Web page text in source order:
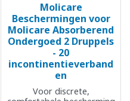
Molicare
Beschermingen voor
Molicare Absorberend
Ondergoed 2 Druppels
- 20
incontinentieverband
en
Voor discrete,